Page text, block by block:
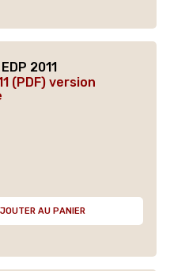
2011
(PDF) version
AU PANIER